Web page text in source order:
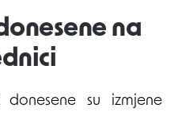
na
donesene su izmjene